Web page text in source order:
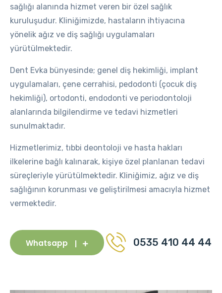
sağlığı alanında hizmet veren bir özel sağlık
kuruluşudur. Kliniğimizde, hastaların ihtiyacına
yönelik ağız ve diş sağlığı uygulamaları
yürütülmektedir.
Dent Evka bünyesinde; genel diş hekimliği, implant
uygulamaları, çene cerrahisi, pedodonti (çocuk diş
hekimliği), ortodonti, endodonti ve periodontoloji
alanlarında bilgilendirme ve tedavi hizmetleri
sunulmaktadır.
Hizmetlerimiz, tıbbi deontoloji ve hasta hakları
ilkelerine bağlı kalınarak, kişiye özel planlanan tedavi
süreçleriyle yürütülmektedir. Kliniğimiz, ağız ve diş
sağlığının korunması ve geliştirilmesi amacıyla hizmet
vermektedir.
Whatsapp 0535 410 44 44